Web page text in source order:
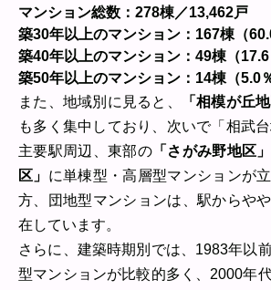
マンション総数：278棟／13,462戸
築30年以上のマンション：167棟（
築40年以上のマンション：49棟（17.6
築50年以上のマンション：14棟（5.0％
また、地域別に見ると、
「相模が丘
も多く集中しており、次いで「相武
主要駅周辺、東部の 「さがみ野地区
区」 に単棟型・高層型マンションが
方、団地型マンションは、駅からや
在しています。
さらに、建築時期別では、1983年以
型マンションが比較的多く、2000年